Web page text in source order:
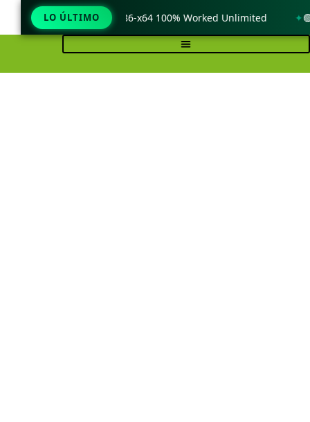
LO ÚLTIMO
Windows 11 x86-x64 100% Worked Unlimited 🟢